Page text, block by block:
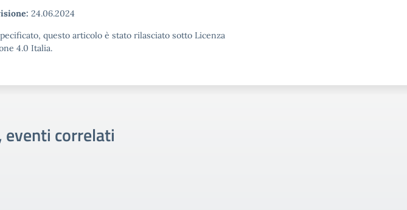
24.06.2024
questo articolo è stato rilasciato sotto Licenza
4.0 Italia.
eventi correlati